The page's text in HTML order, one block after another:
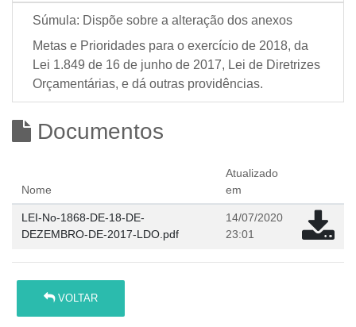
Súmula: Dispõe sobre a alteração dos anexos
Metas e Prioridades para o exercício de 2018, da
Lei 1.849 de 16 de junho de 2017, Lei de Diretrizes
Orçamentárias, e dá outras providências.
Documentos
Nome
Atualizado
em
LEI-No-1868-DE-18-DE-
DEZEMBRO-DE-2017-LDO.pdf
14/07/2020
23:01
VOLTAR